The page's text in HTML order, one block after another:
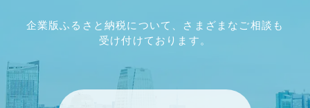
企業版ふるさと納税について、さまざまなご相談も
受け付けております。